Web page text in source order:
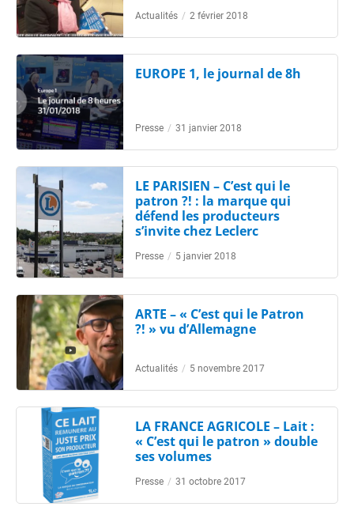
Actualités / 2 février 2018
EUROPE 1, le journal de 8h
Presse / 31 janvier 2018
LE PARISIEN – C’est qui le
patron ?! : la marque qui
défend les producteurs
s’invite chez Leclerc
Presse / 5 janvier 2018
ARTE – « C’est qui le Patron
?! » vu d’Allemagne
Actualités / 5 novembre 2017
LA FRANCE AGRICOLE – Lait :
« C’est qui le patron » double
ses volumes
Presse / 31 octobre 2017